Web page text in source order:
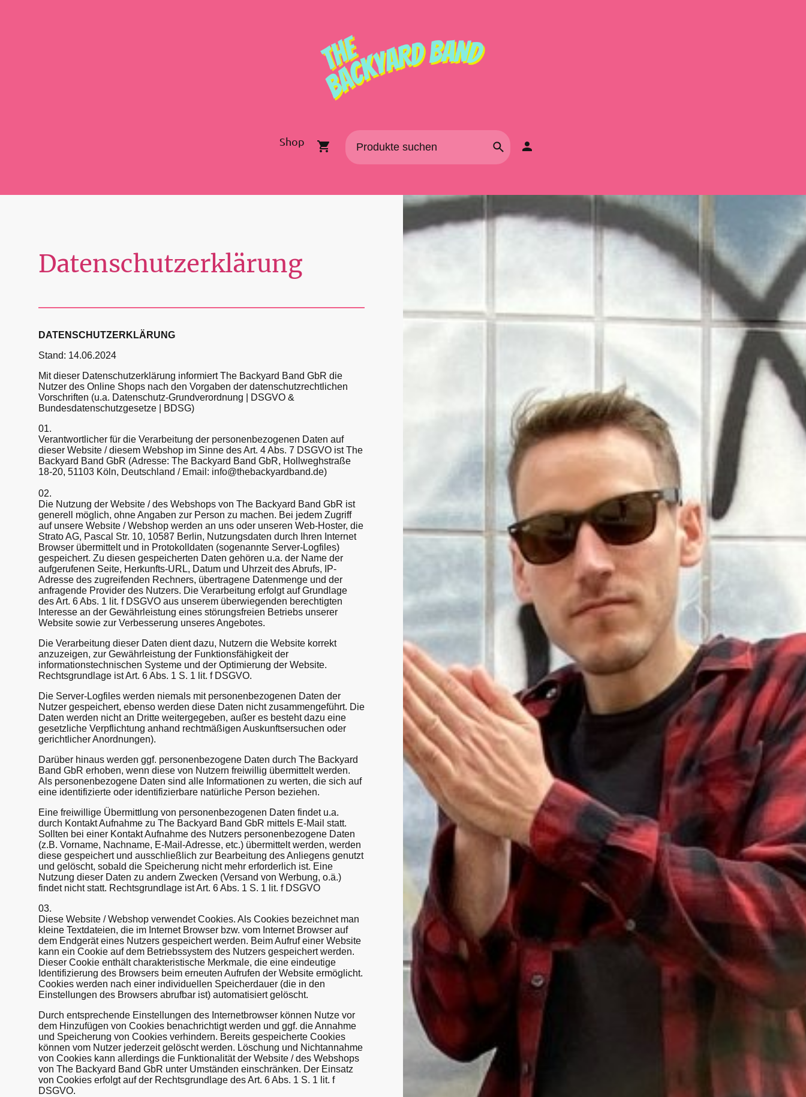
Shop
Datenschutzerklärung
DATENSCHUTZERKLÄRUNG
Stand: 14.06.2024
Mit dieser Datenschutzerklärung informiert The Backyard Band GbR die
Nutzer des Online Shops nach den Vorgaben der datenschutzrechtlichen
Vorschriften (u.a. Datenschutz-Grundverordnung | DSGVO &
Bundesdatenschutzgesetze | BDSG)
01.
Verantwortlicher für die Verarbeitung der personenbezogenen Daten auf
dieser Website / diesem Webshop im Sinne des Art. 4 Abs. 7 DSGVO ist The
Backyard Band GbR (Adresse: The Backyard Band GbR, Hollweghstraße
18-20, 51103 Köln, Deutschland / Email: info@thebackyardband.de)
02.
Die Nutzung der Website / des Webshops von The Backyard Band GbR ist
generell möglich, ohne Angaben zur Person zu machen. Bei jedem Zugriff
auf unsere Website / Webshop werden an uns oder unseren Web-Hoster, die
Strato AG, Pascal Str. 10, 10587 Berlin, Nutzungsdaten durch Ihren Internet
Browser übermittelt und in Protokolldaten (sogenannte Server-Logfiles)
gespeichert. Zu diesen gespeicherten Daten gehören u.a. der Name der
aufgerufenen Seite, Herkunfts-URL, Datum und Uhrzeit des Abrufs, IP-
Adresse des zugreifenden Rechners, übertragene Datenmenge und der
anfragende Provider des Nutzers. Die Verarbeitung erfolgt auf Grundlage
des Art. 6 Abs. 1 lit. f DSGVO aus unserem überwiegenden berechtigten
Interesse an der Gewährleistung eines störungsfreien Betriebs unserer
Website sowie zur Verbesserung unseres Angebotes.
Die Verarbeitung dieser Daten dient dazu, Nutzern die Website korrekt
anzuzeigen, zur Gewährleistung der Funktionsfähigkeit der
informationstechnischen Systeme und der Optimierung der Website.
Rechtsgrundlage ist Art. 6 Abs. 1 S. 1 lit. f DSGVO.
Die Server-Logfiles werden niemals mit personenbezogenen Daten der
Nutzer gespeichert, ebenso werden diese Daten nicht zusammengeführt. Die
Daten werden nicht an Dritte weitergegeben, außer es besteht dazu eine
gesetzliche Verpflichtung anhand rechtmäßigen Auskunftsersuchen oder
gerichtlicher Anordnungen).
Darüber hinaus werden ggf. personenbezogene Daten durch The Backyard
Band GbR erhoben, wenn diese von Nutzern freiwillig übermittelt werden.
Als personenbezogene Daten sind alle Informationen zu werten, die sich auf
eine identifizierte oder identifizierbare natürliche Person beziehen.
Eine freiwillige Übermittlung von personenbezogenen Daten findet u.a.
durch Kontakt Aufnahme zu The Backyard Band GbR mittels E-Mail statt.
Sollten bei einer Kontakt Aufnahme des Nutzers personenbezogene Daten
(z.B. Vorname, Nachname, E-Mail-Adresse, etc.) übermittelt werden, werden
diese gespeichert und ausschließlich zur Bearbeitung des Anliegens genutzt
und gelöscht, sobald die Speicherung nicht mehr erforderlich ist. Eine
Nutzung dieser Daten zu andern Zwecken (Versand von Werbung, o.ä.)
findet nicht statt. Rechtsgrundlage ist Art. 6 Abs. 1 S. 1 lit. f DSGVO
03.
Diese Website / Webshop verwendet Cookies. Als Cookies bezeichnet man
kleine Textdateien, die im Internet Browser bzw. vom Internet Browser auf
dem Endgerät eines Nutzers gespeichert werden. Beim Aufruf einer Website
kann ein Cookie auf dem Betriebssystem des Nutzers gespeichert werden.
Dieser Cookie enthält charakteristische Merkmale, die eine eindeutige
Identifizierung des Browsers beim erneuten Aufrufen der Website ermöglicht.
Cookies werden nach einer individuellen Speicherdauer (die in den
Einstellungen des Browsers abrufbar ist) automatisiert gelöscht.
Durch entsprechende Einstellungen des Internetbrowser können Nutze vor
dem Hinzufügen von Cookies benachrichtigt werden und ggf. die Annahme
und Speicherung von Cookies verhindern. Bereits gespeicherte Cookies
können vom Nutzer jederzeit gelöscht werden. Löschung und Nichtannahme
von Cookies kann allerdings die Funktionalität der Website / des Webshops
von The Backyard Band GbR unter Umständen einschränken. Der Einsatz
von Cookies erfolgt auf der Rechtsgrundlage des Art. 6 Abs. 1 S. 1 lit. f
DSGVO.